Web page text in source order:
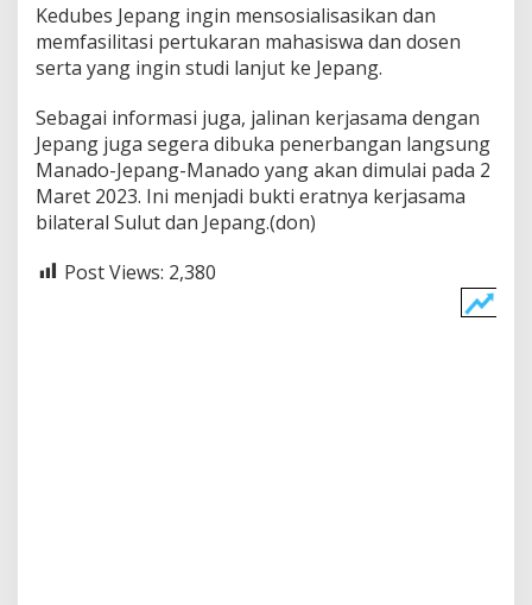
s
D
i
k
m
b
a
n
g
k
n
Kedubes Jepang ingin mensosialisasikan dan
memfasilitasi pertukaran mahasiswa dan dosen
serta yang ingin studi lanjut ke Jepang.
Sebagai informasi juga, jalinan kerjasama dengan
Jepang juga segera dibuka penerbangan langsung
Manado-Jepang-Manado yang akan dimulai pada 2
Maret 2023. Ini menjadi bukti eratnya kerjasama
bilateral Sulut dan Jepang.(don)
Post Views: 2,380